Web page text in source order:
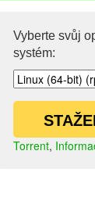
Vyberte svůj
systém:
Torrent,